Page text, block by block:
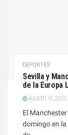
DEPORTES
Sevilla y
de la Europa
AGOSTO 15, 2020
El
domingo en